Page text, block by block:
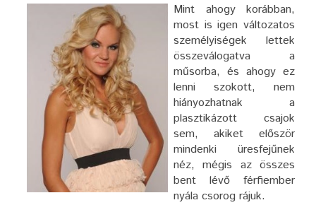
Mint ahogy korábban,
most is igen változatos
személyiségek lettek
összeválogatva a
műsorba, és ahogy ez
lenni szokott, nem
hiányozhatnak a
plasztikázott csajok
sem, akiket először
mindenki üresfejűnek
néz, mégis az összes
bent lévő férfiember
nyála csorog rájuk.